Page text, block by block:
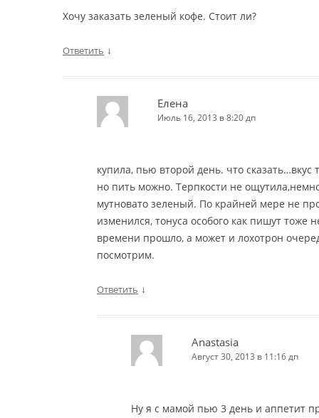
Хочу заказать зеленый кофе. Стоит ли?
Ответить ↓
Елена
Июль 16, 2013 в 8:20 дп
купила, пью второй день. что сказать…вкус
но пить можно. Терпкости не
мутновато зеленый. По крайней мере не
изменился, тонуса особого как пишут
времени прошло, а может и лохотрон
посмотрим.
Ответить ↓
Anastasia
Август 30, 2013 в 11:16 дп
Ну я с мамой пью 3 день и аппетит